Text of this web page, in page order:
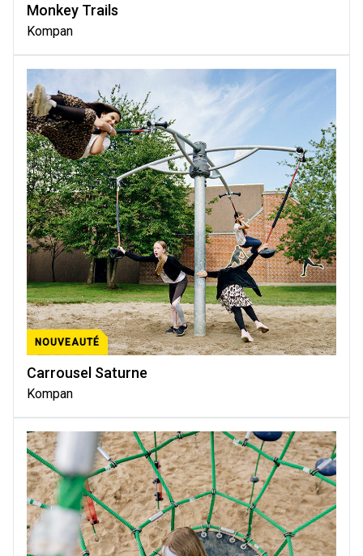
Monkey Trails
Kompan
NOUVEAUTÉ
Carrousel Saturne
Kompan